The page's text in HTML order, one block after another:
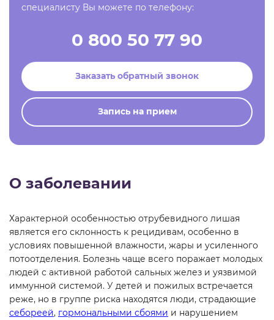
специалисту Вы можете по телефону:
0 800 50 77 90
Заказать обратный звонок
Запись на прием
О заболевании
Характерной особенностью отрубевидного лишая
является его склонность к рецидивам, особенно в
условиях повышенной влажности, жары и усиленного
потоотделения. Болезнь чаще всего поражает молодых
людей с активной работой сальных желез и уязвимой
иммунной системой. У детей и пожилых встречается
реже, но в группе риска находятся люди, страдающие
себореей, гормональными сбоями и нарушением